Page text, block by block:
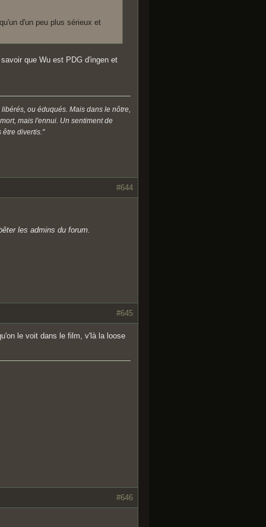
d'un peu plus sérieux et
que Wu est PDG d'ingen et
ou éduqués. Mais dans le nôtre,
mais l'ennui. Un sentiment de
être divertis."
#644
les admins du forum.
#645
le voit dans le film, v'là la loose
#646